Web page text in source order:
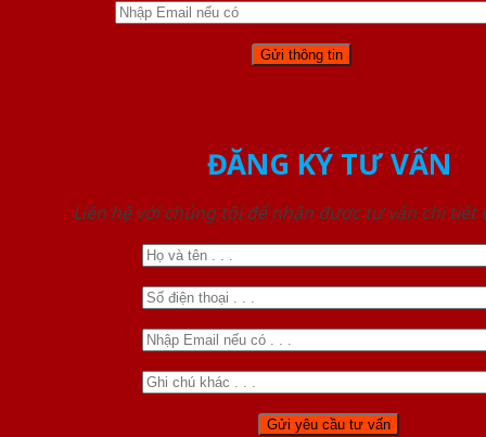
ĐĂNG KÝ TƯ VẤN
Liên hệ với chúng tôi để nhận được tư vấn chi tiết